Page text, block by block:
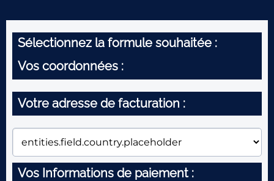
Sélectionnez la formule souhaitée :
Vos coordonnées :
Votre adresse de facturation :
Vos Informations de paiement :